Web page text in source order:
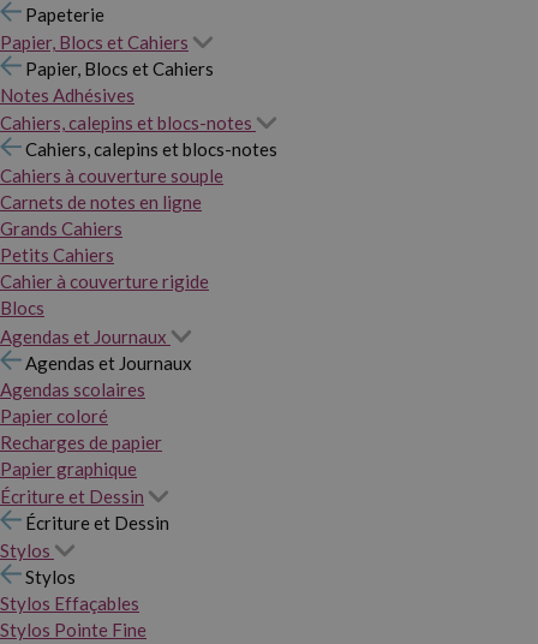
Papeterie
Papier, Blocs et Cahiers
Papier, Blocs et Cahiers
Notes Adhésives
Cahiers, calepins et blocs-notes
Cahiers, calepins et blocs-notes
Cahiers à couverture souple
Carnets de notes en ligne
Grands Cahiers
Petits Cahiers
Cahier à couverture rigide
Blocs
Agendas et Journaux
Agendas et Journaux
Agendas scolaires
Papier coloré
Recharges de papier
Papier graphique
Écriture et Dessin
Écriture et Dessin
Stylos
Stylos
Stylos Effaçables
Stylos Pointe Fine